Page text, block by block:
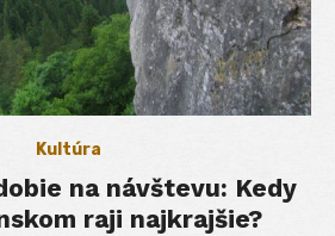
Kultúra
na návštevu: Kedy
raji najkrajšie?